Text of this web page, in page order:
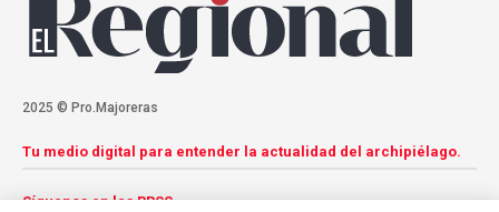
2025 © Pro.Majoreras
Tu medio digital para entender la actualidad del archipiélago.
Síguenos en las RRSS